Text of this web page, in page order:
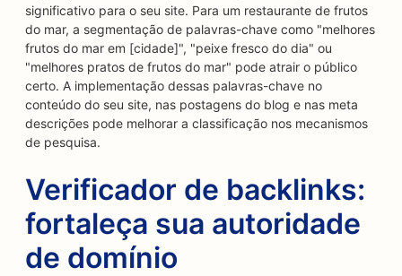
significativo para o seu site. Para um restaurante de frutos
do mar, a segmentação de palavras-chave como "melhores
frutos do mar em [cidade]", "peixe fresco do dia" ou
"melhores pratos de frutos do mar" pode atrair o público
certo. A implementação dessas palavras-chave no
conteúdo do seu site, nas postagens do blog e nas meta
descrições pode melhorar a classificação nos mecanismos
de pesquisa.
Verificador de backlinks:
fortaleça sua autoridade
de domínio